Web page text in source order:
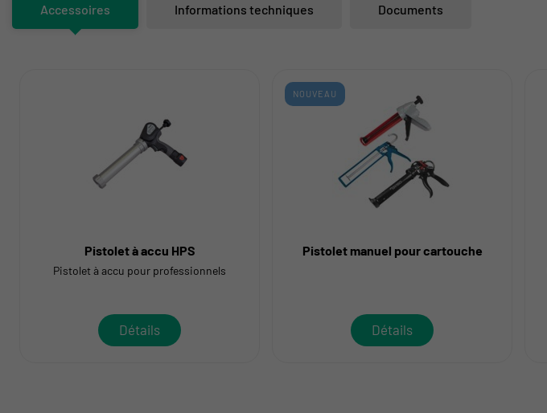
Accessoires Informations techniques Documents
Pistolet à accu HPS
Pistolet à accu pour professionnels
Détails
NOUVEAU
Pistolet manuel pour cartouche
Détails